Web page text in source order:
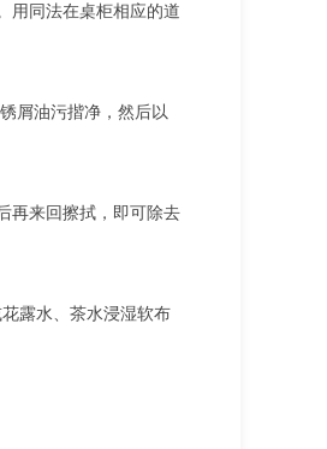
用同法在桌柜相应的道
屑油污揩净，然后以
再来回擦拭，即可除去
露水、茶水浸湿软布